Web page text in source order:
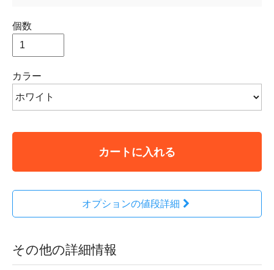
個数
カラー
カートに入れる
オプションの値段詳細
その他の詳細情報